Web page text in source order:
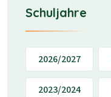
Schuljahre
2026/2027
2023/2024